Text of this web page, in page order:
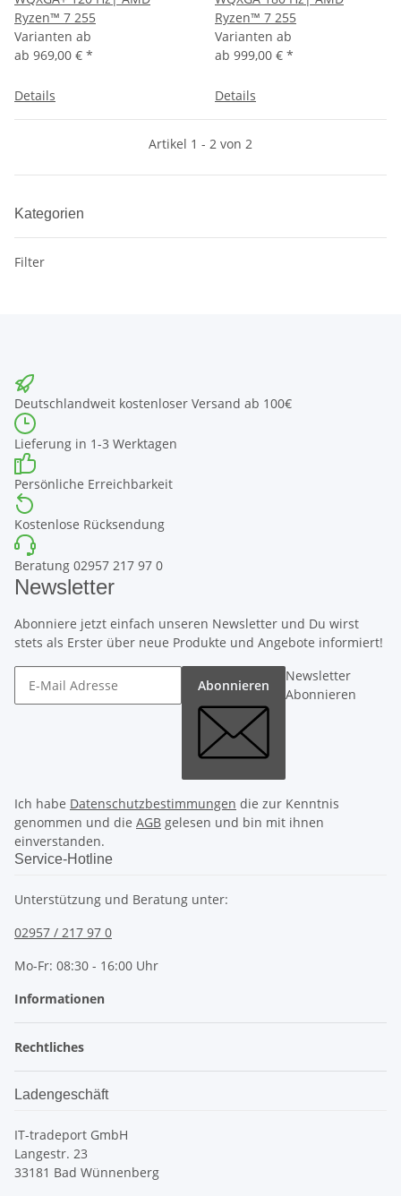
Ryzen™ 7 255
Varianten ab
ab 969,00 € *
Details
Ryzen™ 7 255
Varianten ab
ab 999,00 € *
Details
Artikel 1 - 2 von 2
Kategorien
Filter
Deutschlandweit kostenloser Versand ab 100€
Lieferung in 1-3 Werktagen
Persönliche Erreichbarkeit
Kostenlose Rücksendung
Beratung 02957 217 97 0
Newsletter
Abonniere jetzt einfach unseren Newsletter und Du wirst
stets als Erster über neue Produkte und Angebote informiert!
Abonnieren
Newsletter
Abonnieren
Ich habe Datenschutzbestimmungen die zur Kenntnis
genommen und die AGB gelesen und bin mit ihnen
einverstanden.
Service-Hotline
Unterstützung und Beratung unter:
02957 / 217 97 0
Mo-Fr: 08:30 - 16:00 Uhr
Informationen
Rechtliches
Ladengeschäft
IT-tradeport GmbH
Langestr. 23
33181 Bad Wünnenberg